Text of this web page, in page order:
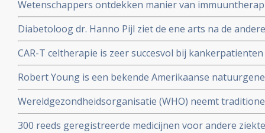
Wetenschappers ontdekken manier van
eiwit MR1 die voor alle vormen van kanker toepasbaar
Diabetoloog dr. Hanno Pijl ziet de ene arts na de
Nationaal gezondheidsplan om welvaartsziekten als
stoppen
CAR-T celtherapie is zeer succesvol bij
op te strenge milieueisen, stellen 4 Nederlandse top
Robert Young is een bekende Amerikaanse
boeken over niet toxische middelen en dieet maar
zijn verweer op video voor de Amerikaanse Commissie
Wereldgezondheidsorganisatie (WHO) neemt
TCM waaronder acupunctuur op in de International
Diseases and Related Health Problems (ICD).
300 reeds geregistreerde medicijnen voor andere